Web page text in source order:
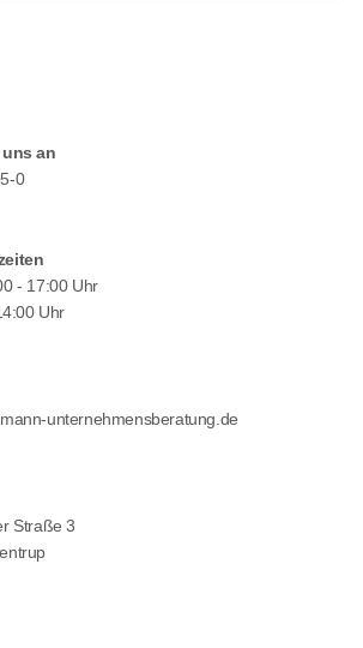
uns an
0
- 17:00 Uhr
Uhr
unternehmensberatung.de
Straße 3